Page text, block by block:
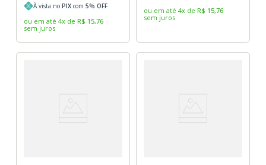
À vista noPIX com5% OFF
ou em até 4x de R$ 15,76
sem juros
ou em até 4x de R$ 15,76
sem juros